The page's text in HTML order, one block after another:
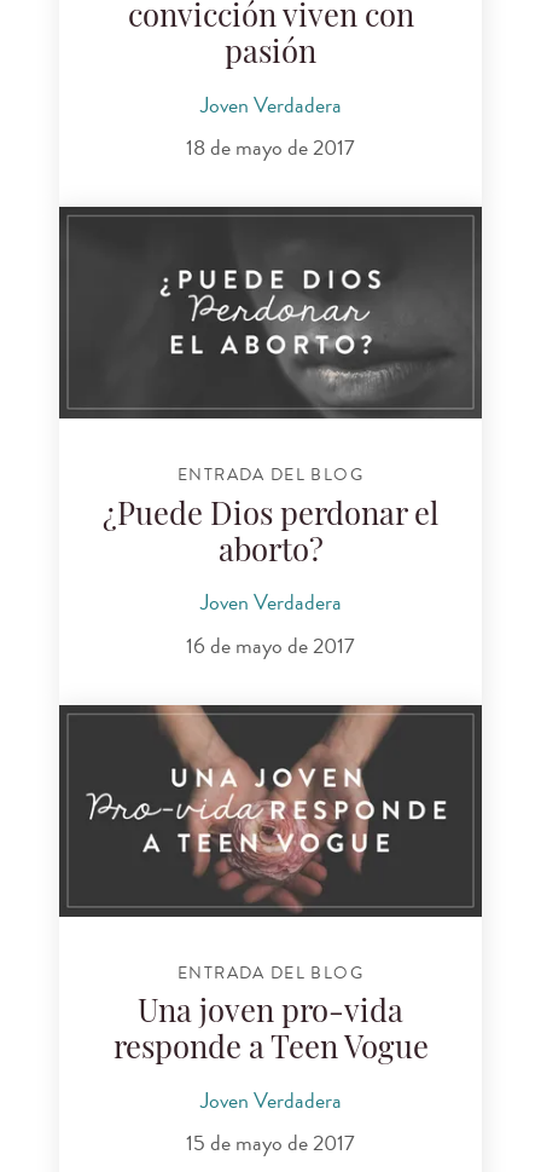
convicción viven con
pasión
Joven Verdadera
18 de mayo de 2017
ENTRADA DEL BLOG
¿Puede Dios perdonar el
aborto?
Joven Verdadera
16 de mayo de 2017
ENTRADA DEL BLOG
Una joven pro-vida
responde a Teen Vogue
Joven Verdadera
15 de mayo de 2017